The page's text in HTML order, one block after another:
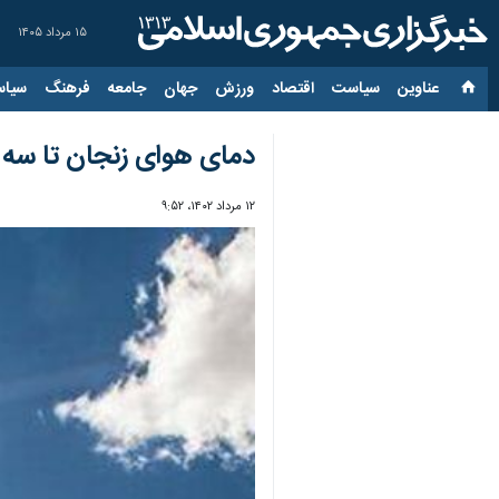
۱۵ مرداد ۱۴۰۵
عناوین‌ سیاست اقتصاد ورزش جهان جامعه فرهنگ
دمای هوای زنجان تا
۱۲ مرداد ۱۴۰۲، ۹:۵۲